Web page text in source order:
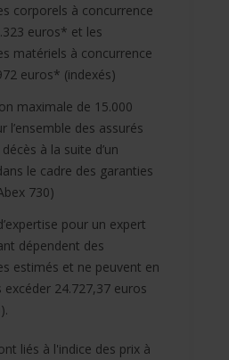
corporels à concurrence
euros* et les
matériels à concurrence
euros* (indexés)
maximale de 15.000
l’ensemble des assurés
à la suite d’un
le cadre des garanties
730)
pour un expert
dépendent des
estimés et ne peuvent en
excéder 24.727,37 euros
liés à l'indice des prix à